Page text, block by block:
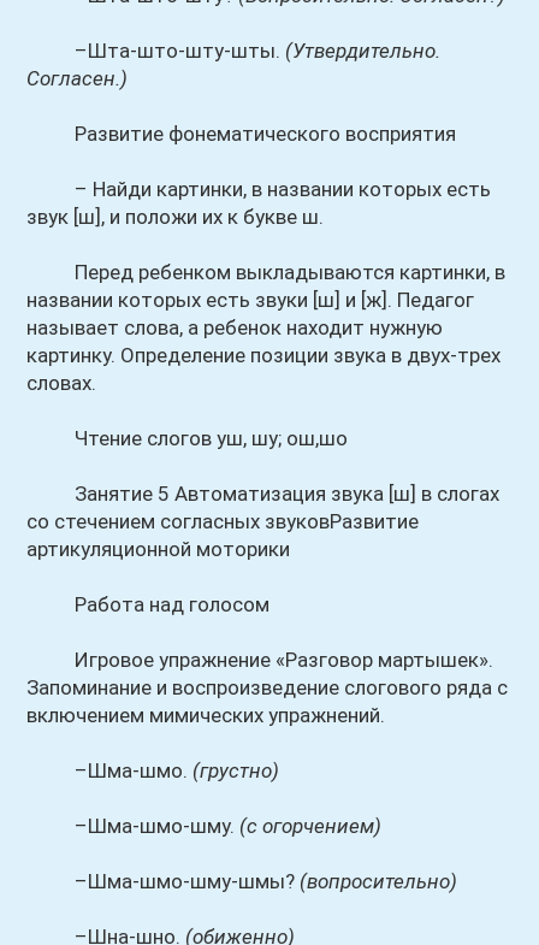
–Шта-што-шту-шты. (Утвердительно.
Согласен.)
Развитие фонематического восприятия
– Найди картинки, в названии которых есть
звук [ш], и положи их к букве ш.
Перед ребенком выкладываются картинки, в
названии которых есть звуки [ш] и [ж]. Педагог
называет слова, а ребенок находит нужную
картинку. Определение позиции звука в двух-трех
словах.
Чтение слогов уш, шу; ош,шо
Занятие 5 Автоматизация звука [ш] в слогах
со стечением согласных звуковРазвитие
артикуляционной моторики
Работа над голосом
Игровое упражнение «Разговор мартышек».
Запоминание и воспроизведение слогового ряда с
включением мимических упражнений.
–Шма-шмо. (грустно)
–Шма-шмо-шму. (с огорчением)
–Шма-шмо-шму-шмы? (вопросительно)
–Шна-шно. (обиженно)